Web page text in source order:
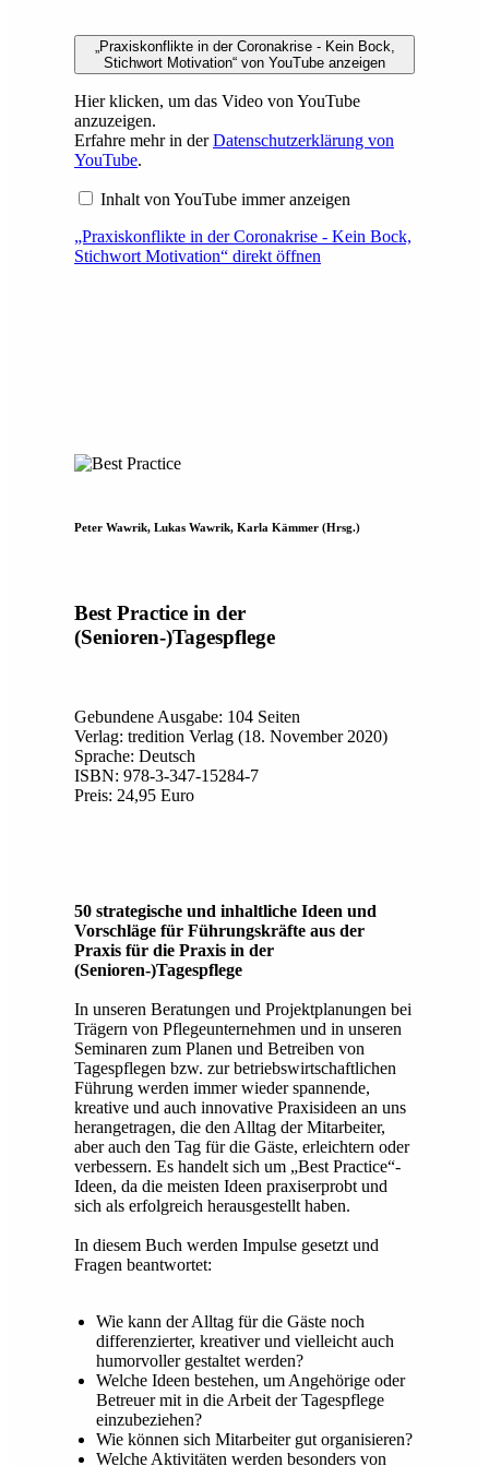
„Praxiskonflikte in der Coronakrise - Kein Bock,
Stichwort Motivation“ von YouTube anzeigen
Hier klicken, um das Video von YouTube
anzuzeigen.
Erfahre mehr in derDatenschutzerklärung von
YouTube.
Inhalt von YouTube immer anzeigen
„Praxiskonflikte in der Coronakrise - Kein Bock,
Stichwort Motivation“ direkt öffnen
Peter Wawrik, Lukas Wawrik, Karla Kämmer (Hrsg.)
Best Practice in der
(Senioren-)Tagespflege
Gebundene Ausgabe: 104 Seiten
Verlag: tredition Verlag (18. November 2020)
Sprache: Deutsch
ISBN: 978-3-347-15284-7
Preis: 24,95 Euro
50 strategische und inhaltliche Ideen und
Vorschläge für Führungskräfte aus der
Praxis für die Praxis in der
(Senioren-)Tagespflege
In unseren Beratungen und Projektplanungen bei
Trägern von Pflegeunternehmen und in unseren
Seminaren zum Planen und Betreiben von
Tagespflegen bzw. zur betriebswirtschaftlichen
Führung werden immer wieder spannende,
kreative und auch innovative Praxisideen an uns
herangetragen, die den Alltag der Mitarbeiter,
aber auch den Tag für die Gäste, erleichtern oder
verbessern. Es handelt sich um „Best Practice“-
Ideen, da die meisten Ideen praxiserprobt und
sich als erfolgreich herausgestellt haben.
In diesem Buch werden Impulse gesetzt und
Fragen beantwortet:
Wie kann der Alltag für die Gäste noch
differenzierter, kreativer und vielleicht auch
humorvoller gestaltet werden?
Welche Ideen bestehen, um Angehörige oder
Betreuer mit in die Arbeit der Tagespflege
einzubeziehen?
Wie können sich Mitarbeiter gut organisieren?
Welche Aktivitäten werden besonders von